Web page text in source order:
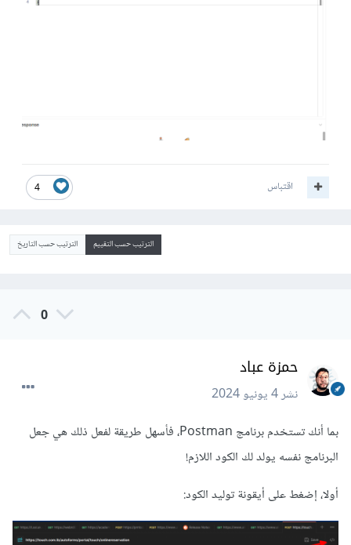
4 اقتباس
الترتيب حسب التقييم الترتيب حسب التاريخ
0
حمزة عباد
نشر4 يونيو 2024
بما أنك تستخدم برنامج Postman، فأسهل طريقة لفعل ذلك هي جعل
البرنامج نفسه يولد لك الكود اللازم!
أولا، إضغط على أيقونة توليد الكود: